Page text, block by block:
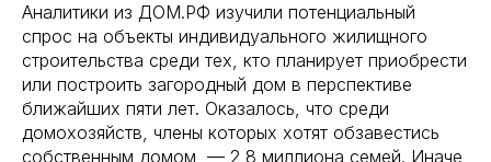
Аналитики из ДОМ.РФ изучили потенциальный
спрос на объекты индивидуального жилищного
строительства среди тех, кто планирует приобрести
или построить загородный дом в перспективе
ближайших пяти лет. Оказалось, что среди
домохозяйств, члены которых хотят обзавестись
собственным домом, — 2,8 миллиона семей. Иначе